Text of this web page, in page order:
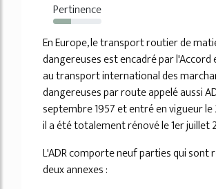
Pertinence
37%
En Europe, le transport routier de
dangereuses est encadré par
au transport international des
dangereuses par route appelé aussi
septembre 1957 et entré en vigueur le
il a été totalement rénové le 1er juillet
L'ADR comporte neuf parties qui sont
deux annexes :